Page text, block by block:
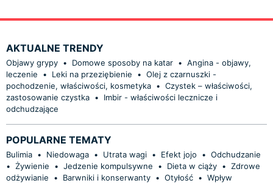
AKTUALNE TRENDY
Objawy grypy • Domowe sposoby na katar • Angina - objawy,
leczenie
• Leki na przeziębienie • Olej z czarnuszki -
pochodzenie, właściwości, kosmetyka • Czystek – właściwości,
zastosowanie czystka •
Imbir - właściwości lecznicze i
odchudzające
POPULARNE TEMATY
Bulimia • Niedowaga • Utrata wagi • Efekt jojo • Odchudzanie
• Żywienie • Jedzenie kompulsywne • Dieta w ciąży • Zdrowe
odżywianie
• Barwniki i konserwanty • Otyłość • Wpływ